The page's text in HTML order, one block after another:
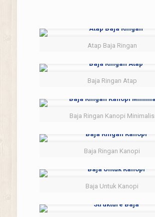
Atap Baja Ringan
Baja Ringan Atap
Baja Ringan Kanopi Minimalis
Baja Ringan Kanopi
Baja Untuk Kanopi